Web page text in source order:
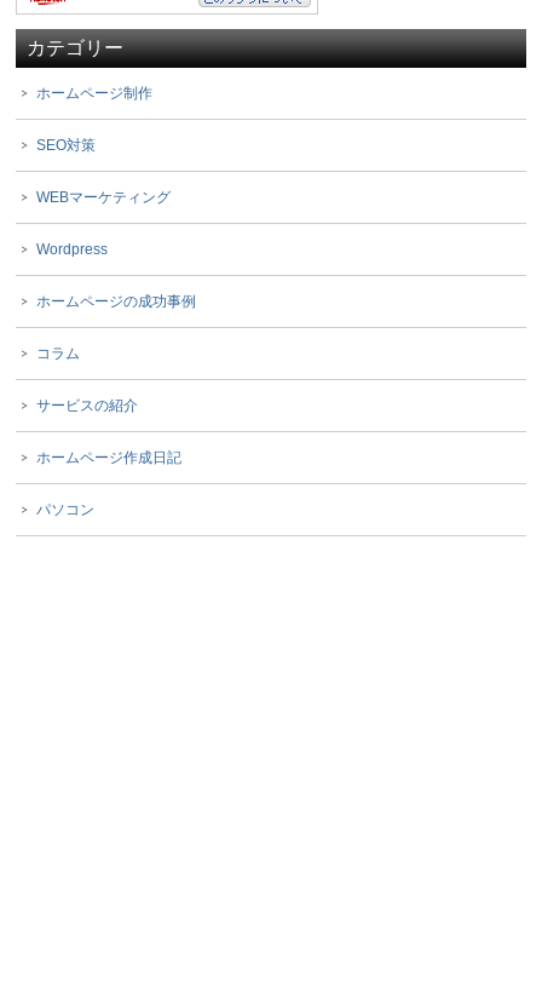
カテゴリー
ホームページ制作
SEO対策
WEBマーケティング
Wordpress
ホームページの成功事例
コラム
サービスの紹介
ホームページ作成日記
パソコン